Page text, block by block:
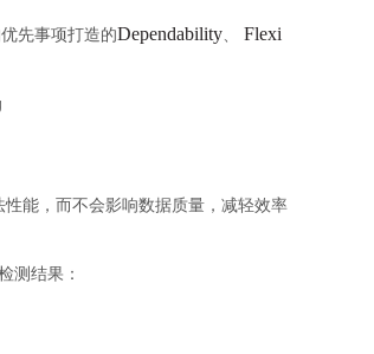
先事项打造的Dependability、
Flexi
性能，而不会影响数据质量，减轻效率
测结果：